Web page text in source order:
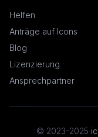
Helfen
Anträge auf Icons
Blog
Lizenzierung
Ansprechpartner
© 2023-2025